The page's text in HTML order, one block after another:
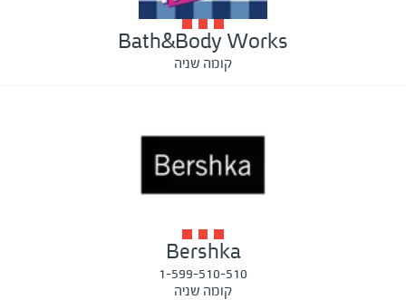
Bath&Body Works
קומה שניה
Bershka
1-599-510-510
קומה שניה